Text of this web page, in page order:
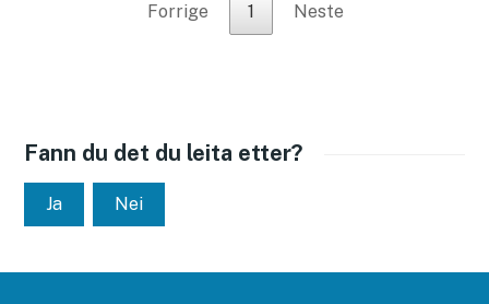
Forrige 1 Neste
Fann du det du leita etter?
Ja Nei